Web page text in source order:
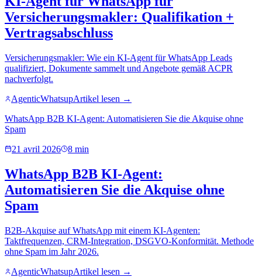
Versicherungsmakler: Qualifikation +
Vertragsabschluss
Versicherungsmakler: Wie ein KI-Agent für WhatsApp Leads
qualifiziert, Dokumente sammelt und Angebote gemäß ACPR
nachverfolgt.
AgenticWhatsupArtikel lesen →
WhatsApp B2B KI-Agent: Automatisieren Sie die Akquise ohne
Spam
21 avril 2026
8 min
WhatsApp B2B KI-Agent:
Automatisieren Sie die Akquise ohne
Spam
B2B-Akquise auf WhatsApp mit einem KI-Agenten:
Taktfrequenzen, CRM-Integration, DSGVO-Konformität. Methode
ohne Spam im Jahr 2026.
AgenticWhatsupArtikel lesen →